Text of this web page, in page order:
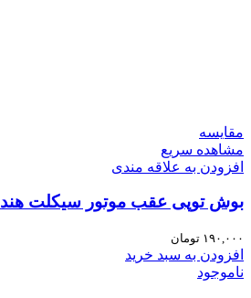
مقایسه
مشاهده سریع
افزودن به علاقه مندی
بوش توپی عقب موتور سیکلت هندا
۱۹۰,۰۰۰ تومان
افزودن به سبد خرید
ناموجود